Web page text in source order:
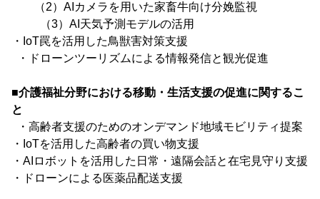
（2）AIカメラを用いた家畜牛向け分娩監視
（3）AI天気予測モデルの活用
・IoT罠を活用した鳥獣害対策支援
・ドローンツーリズムによる情報発信と観光促進
■介護福祉分野における移動・生活支援の促進に関するこ
と
・高齢者支援のためのオンデマンド地域モビリティ提案
・IoTを活用した高齢者の買い物支援
・AIロボットを活用した日常・遠隔会話と在宅見守り支援
・ドローンによる医薬品配送支援